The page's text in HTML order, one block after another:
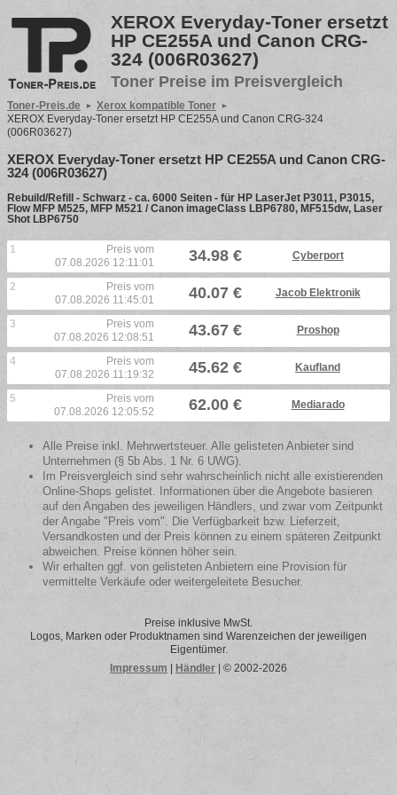
XEROX Everyday-Toner ersetzt
HP CE255A und Canon CRG-
324 (006R03627)
Toner Preise im Preisvergleich
Toner-Preis.de
Xerox kompatible Toner
XEROX Everyday-Toner ersetzt HP CE255A und Canon CRG-324
(006R03627)
XEROX Everyday-Toner ersetzt HP CE255A und Canon CRG-
324 (006R03627)
Rebuild/Refill - Schwarz - ca. 6000 Seiten - für HP LaserJet P3011, P3015,
Flow MFP M525, MFP M521 / Canon imageClass LBP6780, MF515dw, Laser
Shot LBP6750
1
Preis vom
07.08.2026 12:11:01
34.98 € Cyberport
2
Preis vom
07.08.2026 11:45:01
40.07 € Jacob Elektronik
3
Preis vom
07.08.2026 12:08:51
43.67 € Proshop
4
Preis vom
07.08.2026 11:19:32
45.62 € Kaufland
5
Preis vom
07.08.2026 12:05:52
62.00 € Mediarado
Alle Preise inkl. Mehrwertsteuer. Alle gelisteten Anbieter sind
Unternehmen (§ 5b Abs. 1 Nr. 6 UWG).
Im Preisvergleich sind sehr wahrscheinlich nicht alle existierenden
Online-Shops gelistet. Informationen über die Angebote basieren
auf den Angaben des jeweiligen Händlers, und zwar vom Zeitpunkt
der Angabe "Preis vom". Die Verfügbarkeit bzw. Lieferzeit,
Versandkosten und der Preis können zu einem späteren Zeitpunkt
abweichen. Preise können höher sein.
Wir erhalten ggf. von gelisteten Anbietern eine Provision für
vermittelte Verkäufe oder weitergeleitete Besucher.
Preise inklusive MwSt.
Logos, Marken oder Produktnamen sind Warenzeichen der jeweiligen
Eigentümer.
Impressum
Händler | © 2002-2026